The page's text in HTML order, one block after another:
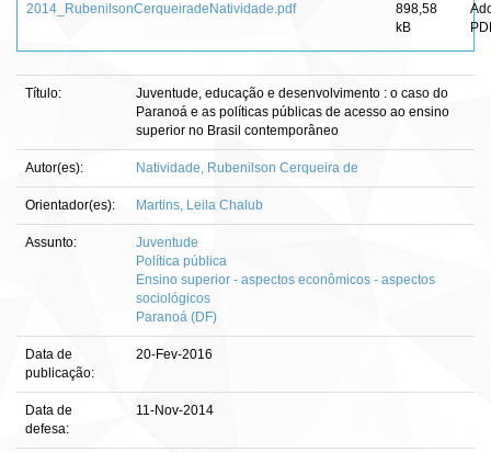
2014_RubenilsonCerqueiradeNatividade.pdf
898,58
kB
Título:
Juventude, educação e desenvolvimento : o caso do
Paranoá e as políticas públicas de acesso ao ensino
superior no Brasil contemporâneo
Autor(es): Natividade, Rubenilson Cerqueira de
Orientador(es): Martins, Leila Chalub
Assunto:
Juventude
Política pública
Ensino superior - aspectos econômicos - aspectos
sociológicos
Paranoá (DF)
Data de
publicação:
20-Fev-2016
Data de
defesa:
11-Nov-2014